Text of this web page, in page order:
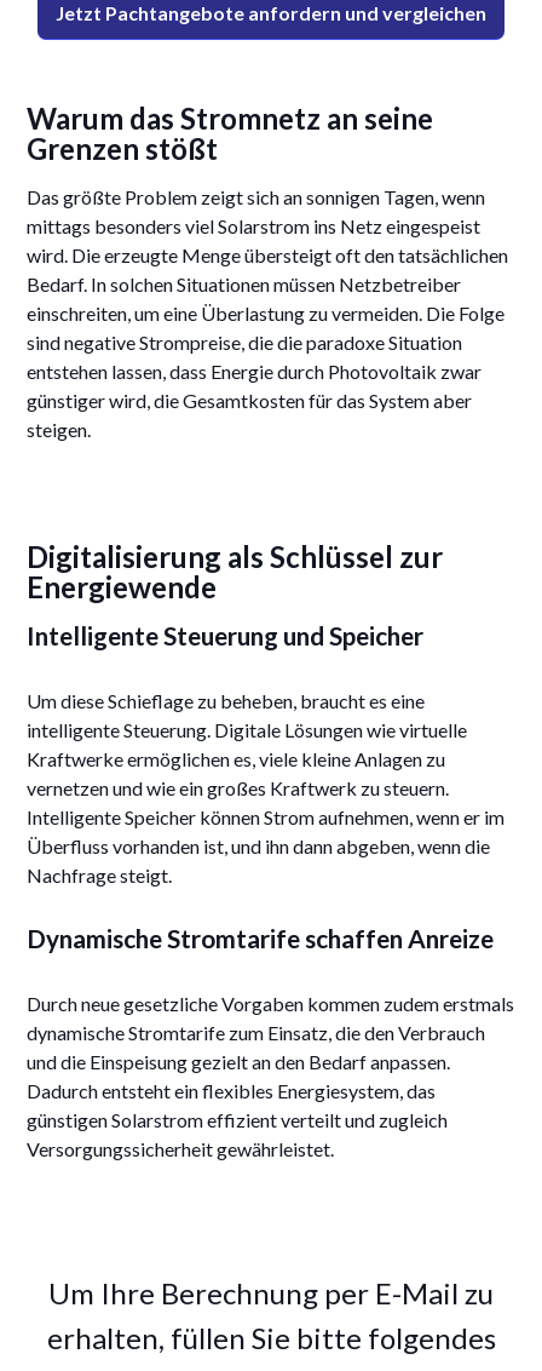
Jetzt Pachtangebote anfordern und vergleichen
Warum das Stromnetz an seine
Grenzen stößt
Das größte Problem zeigt sich an sonnigen Tagen, wenn
mittags besonders viel Solarstrom ins Netz eingespeist
wird. Die erzeugte Menge übersteigt oft den tatsächlichen
Bedarf. In solchen Situationen müssen Netzbetreiber
einschreiten, um eine Überlastung zu vermeiden. Die Folge
sind negative Strompreise, die die paradoxe Situation
entstehen lassen, dass Energie durch Photovoltaik zwar
günstiger wird, die Gesamtkosten für das System aber
steigen.
Digitalisierung als Schlüssel zur
Energiewende
Intelligente Steuerung und Speicher
Um diese Schieflage zu beheben, braucht es eine
intelligente Steuerung. Digitale Lösungen wie virtuelle
Kraftwerke ermöglichen es, viele kleine Anlagen zu
vernetzen und wie ein großes Kraftwerk zu steuern.
Intelligente Speicher können Strom aufnehmen, wenn er im
Überfluss vorhanden ist, und ihn dann abgeben, wenn die
Nachfrage steigt.
Dynamische Stromtarife schaffen Anreize
Durch neue gesetzliche Vorgaben kommen zudem erstmals
dynamische Stromtarife zum Einsatz, die den Verbrauch
und die Einspeisung gezielt an den Bedarf anpassen.
Dadurch entsteht ein flexibles Energiesystem, das
günstigen Solarstrom effizient verteilt und zugleich
Versorgungssicherheit gewährleistet.
Um Ihre Berechnung per E-Mail zu
erhalten, füllen Sie bitte folgendes